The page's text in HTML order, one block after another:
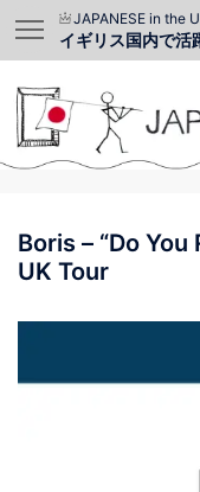
JAPANESE in the
イギリス国内で活
Boris – “Do
UK Tour